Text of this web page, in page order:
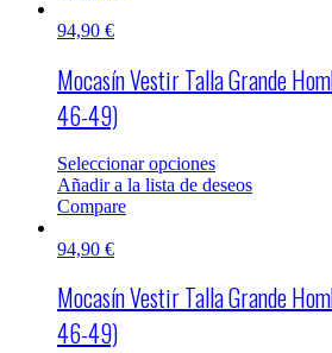
94,90 €
Mocasín Vestir Talla Grande
46-49)
Seleccionar opciones
Añadir a la lista de deseos
Compare
94,90 €
Mocasín Vestir Talla Grande
46-49)